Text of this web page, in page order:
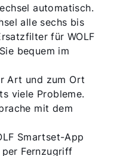
automatisch.
alle sechs bis
für WOLF
bequem im
Art und zum Ort
viele Probleme.
mit dem
Smartset-App
Fernzugriff